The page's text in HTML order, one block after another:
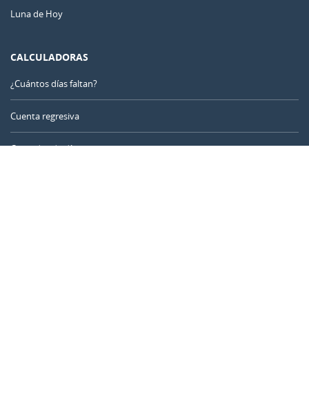
Luna de Hoy
CALCULADORAS
¿Cuántos días faltan?
Cuenta regresiva
Contador de días